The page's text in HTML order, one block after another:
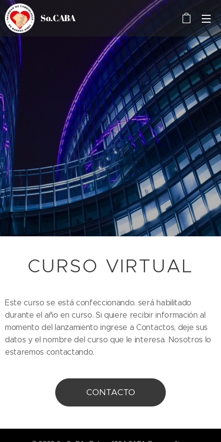
So.CABA
CURSO VIRTUAL
Este curso se está confeccionando. será habilitado
durante el año en curso. Si quiere recibir información al
momento del lanzamiento ingrese a Contactos, deje sus
datos y el nombre del curso que le interesa. Nosotros lo
estaremos contactando.
CONTACTO